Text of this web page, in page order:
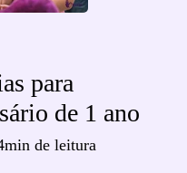
para
de 1 ano
de leitura